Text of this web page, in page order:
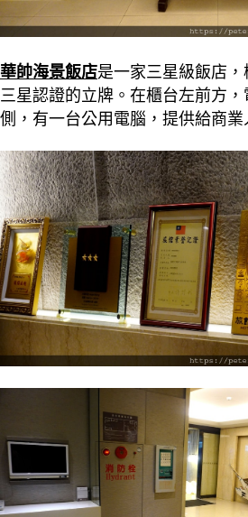
華帥海景飯店是一家三星級飯店，
三星認證的立牌。在櫃台左前方，
側，有一台公用電腦，提供給商業